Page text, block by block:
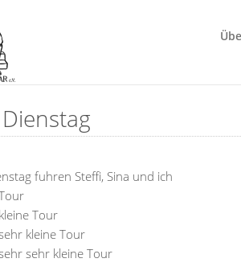
fuhren Steffi, Sina und ich
Tour
kleine Tour
sehr kleine Tour